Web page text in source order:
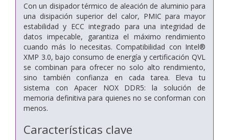
Con un disipador térmico de aleación de aluminio para
una disipación superior del calor, PMIC para mayor
estabilidad y ECC integrado para una integridad de
datos impecable, garantiza el máximo rendimiento
cuando más lo necesitas. Compatibilidad con Intel®
XMP 3.0, bajo consumo de energía y certificación QVL
se combinan para ofrecer no solo alto rendimiento,
sino también confianza en cada tarea. Eleva tu
sistema con Apacer NOX DDR5: la solución de
memoria definitiva para quienes no se conforman con
menos.
Características clave